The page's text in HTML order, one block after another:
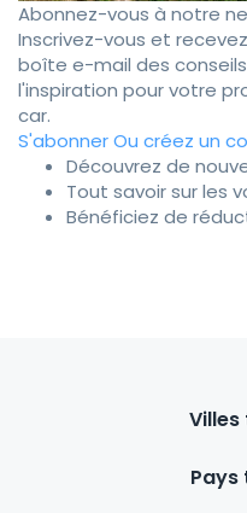
Abonnez-vous à notre
Inscrivez-vous et
boîte e-mail des
l'inspiration pour votre
car.
S'abonnerOu créez un
Découvrez de
Tout savoir sur les
Bénéficiez de
Pays